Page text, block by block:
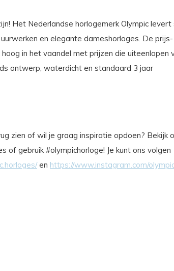
Het Nederlandse horlogemerk Olympic
en elegante dameshorloges. De prijs-
in het vaandel met prijzen die uiteenlopen
ontwerp, waterdicht en standaard 3 jaar
zien of wil je graag inspiratie opdoen? Bekijk
of gebruik #olympichorloge! Je kunt ons volgen
en https://www.instagram.com/